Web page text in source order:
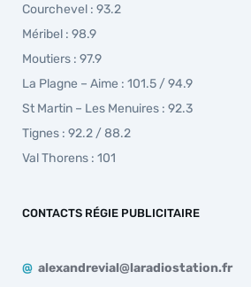
Courchevel : 93.2
Méribel : 98.9
Moutiers : 97.9
La Plagne – Aime : 101.5 / 94.9
St Martin – Les Menuires : 92.3
Tignes : 92.2 / 88.2
Val Thorens : 101
CONTACTS RÉGIE PUBLICITAIRE
@ alexandrevial@laradiostation.fr